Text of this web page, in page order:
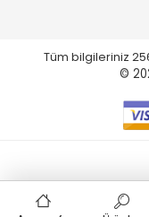
Tüm bilgileriniz
©